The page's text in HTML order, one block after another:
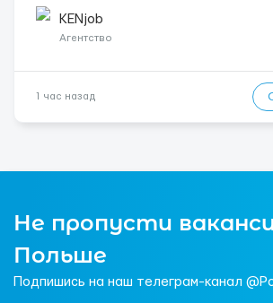
одного до трех месяцев. Мед. страховка.
KENjob
Агентство
1 час назад
Не пропусти
Польше
Подпишись на наш телеграм-канал